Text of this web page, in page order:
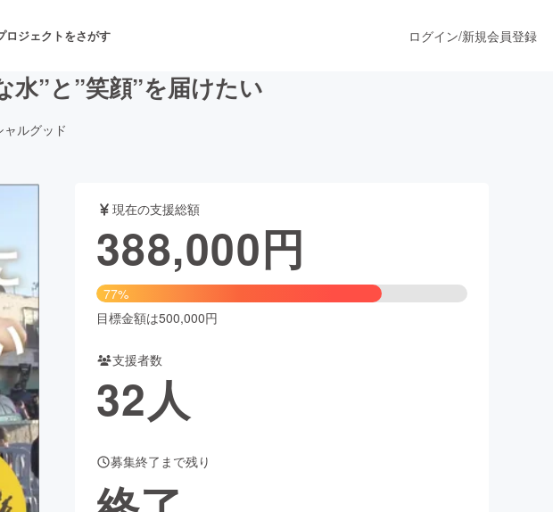
ロジェクトをさがす
舞台・パフォーマンス
フード・飲食店 ファッション
アニメ・漫画
ビューティー・ヘルスケア
Creation
コミュニティ
ログイン/新規会員登録
”と”笑顔”を届けたい
ャルグッド
現在の支援総額
388,000円
77%
目標金額は500,000円
支援者数
32人
募集終了まで残り